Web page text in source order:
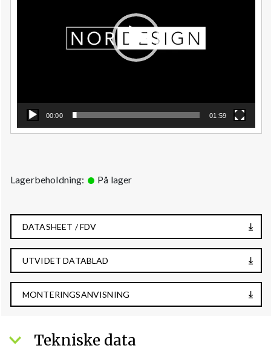
00:00 01:59
Lagerbeholdning: På lager
DATASHEET / FDV
UTVIDET DATABLAD
MONTERINGSANVISNING
Tekniske data